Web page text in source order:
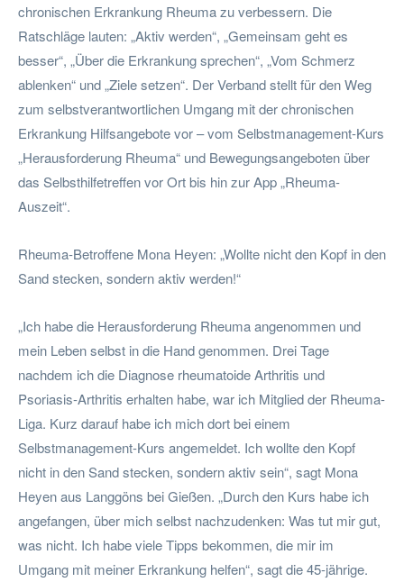
chronischen Erkrankung Rheuma zu verbessern. Die
Ratschläge lauten: „Aktiv werden“, „Gemeinsam geht es
besser“, „Über die Erkrankung sprechen“, „Vom Schmerz
ablenken“ und „Ziele setzen“. Der Verband stellt für den Weg
zum selbstverantwortlichen Umgang mit der chronischen
Erkrankung Hilfsangebote vor – vom Selbstmanagement-Kurs
„Herausforderung Rheuma“ und Bewegungsangeboten über
das Selbsthilfetreffen vor Ort bis hin zur App „Rheuma-
Auszeit“.
Rheuma-Betroffene Mona Heyen: „Wollte nicht den Kopf in den
Sand stecken, sondern aktiv werden!“
„Ich habe die Herausforderung Rheuma angenommen und
mein Leben selbst in die Hand genommen. Drei Tage
nachdem ich die Diagnose rheumatoide Arthritis und
Psoriasis-Arthritis erhalten habe, war ich Mitglied der Rheuma-
Liga. Kurz darauf habe ich mich dort bei einem
Selbstmanagement-Kurs angemeldet. Ich wollte den Kopf
nicht in den Sand stecken, sondern aktiv sein“, sagt Mona
Heyen aus Langgöns bei Gießen. „Durch den Kurs habe ich
angefangen, über mich selbst nachzudenken: Was tut mir gut,
was nicht. Ich habe viele Tipps bekommen, die mir im
Umgang mit meiner Erkrankung helfen“, sagt die 45-jährige.